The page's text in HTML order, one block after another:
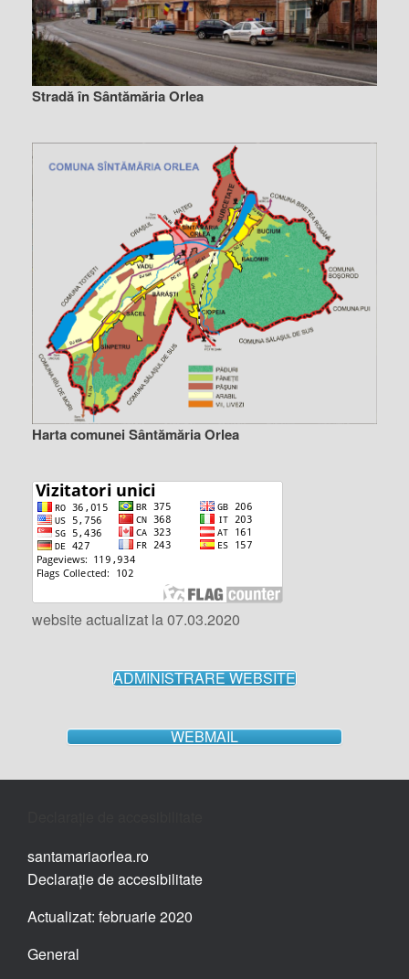
Stradă în Sântămăria Orlea
Harta comunei Sântămăria Orlea
website actualizat la 07.03.2020
ADMINISTRARE WEBSITE
WEBMAIL
santamariaorlea.ro
Declarație de accesibilitate
Actualizat: februarie 2020
General